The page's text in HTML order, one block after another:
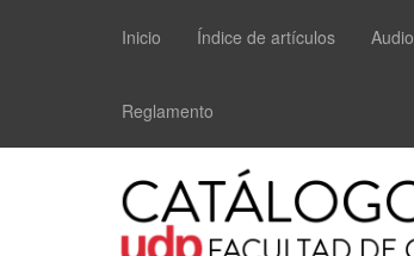
Inicio Índice de artículos Audio
Reglamento